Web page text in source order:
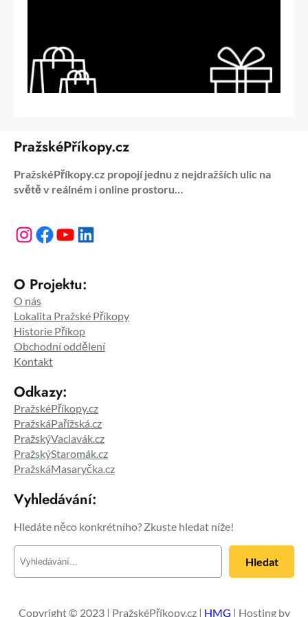
PražskéPříkopy.cz
PražskéPříkopy.cz propojí jednu z nejdražších ulic na
světě v reálném i online prostoru…
Instagram Facebook YouTube LinkedIn
O Projektu:
O nás
Lokalita Pražské Příkopy
Historie Příkop
Obchodní oddělení
Kontakt
Odkazy:
PražskéPříkopy.cz
PražskáPařížská.cz
PražskýVaclavák.cz
PražskýStaromák.cz
PražskáMasaryčka.cz
Vyhledávání:
Hledáte něco konkrétního? Zkuste hledat níže!
e
a
Hledat
Copyright © 2023 | PražskéPříkopy.cz | HMG | Hosting by